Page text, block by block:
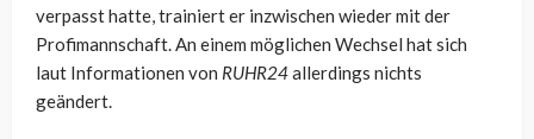
verpasst hatte, trainiert er inzwischen wieder mit der
Profimannschaft. An einem möglichen Wechsel hat sich
laut Informationen von RUHR24allerdings nichts
geändert.